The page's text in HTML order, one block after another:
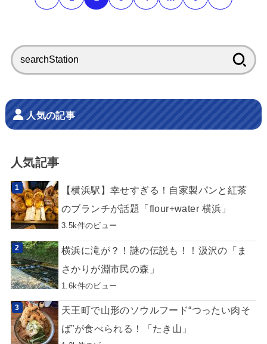
索:
人気の記事
人気記事
【横浜駅】幸せすぎる！自家製パンと紅茶
のブランチが話題「flour+water 横浜」
3.5k件のビュー
横浜に滝が？！謎の伝説も！！汲沢の「ま
さかりが淵市民の森」
1.6k件のビュー
天王町で山形のソウルフード“つったい肉そ
ば”が食べられる！「たき山」